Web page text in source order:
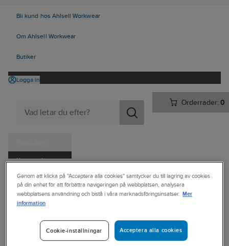
Bli kund hos Ahlsell Workwear
Om Ahlsell Workwear
Butiker
Logga in
Orderrader:0
Kampanjer
Tjänster
Kataloger
Ahlsell Produkter Arbetsplats Förvaring
Väskor och lådor
Övriga väskor och bagar
Sportbag
Basic Clique
Genom att klicka på "Acceptera alla cookies" samtycker du till lagring av cookies
på din enhet för att förbättra navigeringen på webbplatsen, analysera
webbplatsens användning och bistå i våra marknadsföringsinsatser. Mer
information
Acceptera alla cookies
Cookie-inställningar